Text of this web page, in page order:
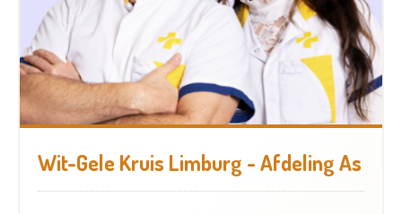
Wit-Gele Kruis Limburg - Afdeling As